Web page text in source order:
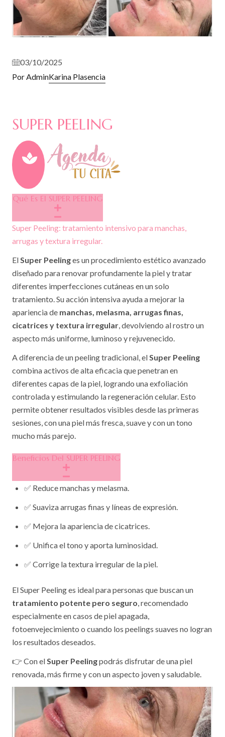
03/10/2025
Por AdminKarina Plasencia
SUPER PEELING
Qué Es El SUPER PEELING
Super Peeling: tratamiento intensivo para manchas,
arrugas y textura irregular.
El Super Peelinges un procedimiento estético avanzado
diseñado para renovar profundamente la piel y tratar
diferentes imperfecciones cutáneas en un solo
tratamiento. Su acción intensiva ayuda a mejorar la
apariencia de manchas, melasma, arrugas finas,
cicatrices y textura irregular , devolviendo al rostro un
aspecto más uniforme, luminoso y rejuvenecido.
A diferencia de un peeling tradicional, el Super Peeling
combina activos de alta eficacia que penetran en
diferentes capas de la piel, logrando una exfoliación
controlada y estimulando la regeneración celular. Esto
permite obtener resultados visibles desde las primeras
sesiones, con una piel más fresca, suave y con un tono
mucho más parejo.
Beneficios Del SUPER PEELING
✅ Reduce manchas y melasma.
✅ Suaviza arrugas finas y líneas de expresión.
✅ Mejora la apariencia de cicatrices.
✅ Unifica el tono y aporta luminosidad.
✅ Corrige la textura irregular de la piel.
El Super Peeling es ideal para personas que buscan un
tratamiento potente pero seguro , recomendado
especialmente en casos de piel apagada,
fotoenvejecimiento o cuando los peelings suaves no logran
los resultados deseados.
👉 Con el Super Peelingpodrás disfrutar de una piel
renovada, más firme y con un aspecto joven y saludable.